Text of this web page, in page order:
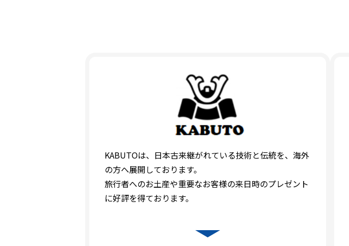
KABUTOは、日本古来継がれている技術と伝統を、海外
の方へ展開しております。
旅行者へのお土産や重要なお客様の来日時のプレゼント
に好評を得ております。